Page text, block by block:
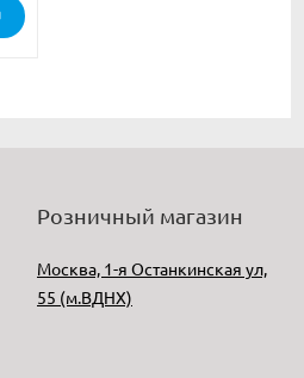
Розничный магазин
Москва, 1-я Останкинская ул,
55 (м.ВДНХ)